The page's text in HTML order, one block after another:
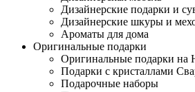
Дизайнерские подарки и
Дизайнерские шкуры и
Ароматы для дома
Оригинальные подарки
Оригинальные подарки на
Подарки с кристаллами
Подарочные наборы